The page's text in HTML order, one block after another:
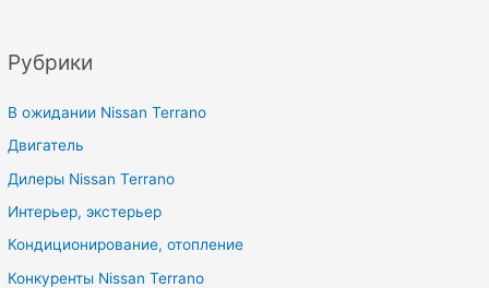
Рубрики
В ожидании Nissan Terrano
Двигатель
Дилеры Nissan Terrano
Интерьер, экстерьер
Кондиционирование, отопление
Конкуренты Nissan Terrano